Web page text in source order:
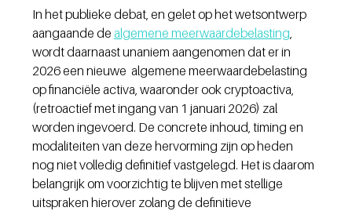
In het publieke debat, en gelet op het wetsontwerp
aangaande de algemene meerwaardebelasting
wordt daarnaast unaniem aangenomen dat er in
2026 een nieuwe  algemene meerwaardebelasting
op financiële activa, waaronder ook cryptoactiva,
(retroactief met ingang van 1 januari 2026) zal
worden ingevoerd. De concrete inhoud, timing en
modaliteiten van deze hervorming zijn op heden
nog niet volledig definitief vastgelegd. Het is daarom
belangrijk om voorzichtig te blijven met stellige
uitspraken hierover zolang de definitieve